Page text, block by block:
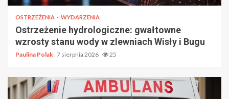
OSTRZEŻENIA WYDARZENIA
Ostrzeżenie hydrologiczne: gwałtowne
wzrosty stanu wody w zlewniach Wisły i Bugu
Paulina Polak 7 sierpnia 2026 25